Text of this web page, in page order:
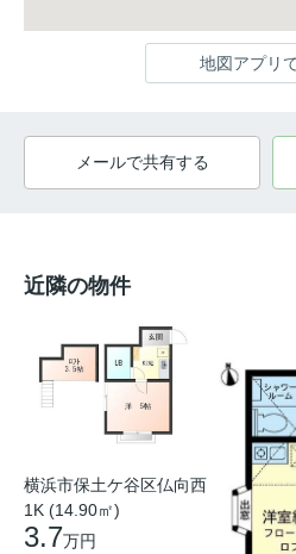
地図アプリ
メールで共有する
近隣の物件
横浜市保土ケ谷区仏向西
1K (14.90㎡)
3.7万円